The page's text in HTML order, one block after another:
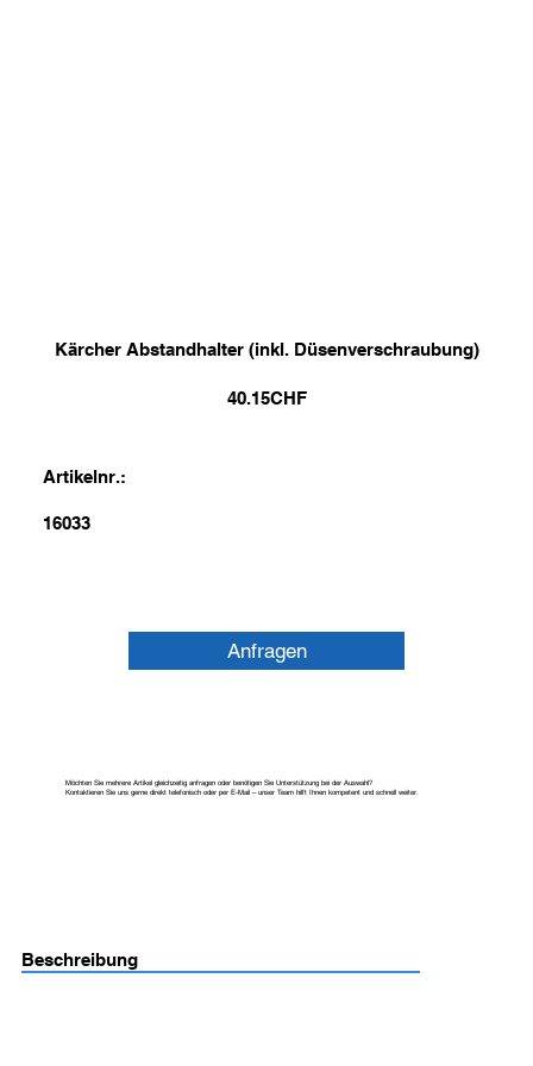
Kärcher Abstandhalter (inkl. Düsenverschraubung)
40.15CHF
Artikelnr.:
16033
Anfragen
Möchten Sie mehrere Artikel gleichzeitig anfragen oder benötigen Sie Unterstützung bei der Auswahl?
Kontaktieren Sie uns gerne direkt telefonisch oder per E-Mail – unser Team hilft Ihnen kompetent und schnell weiter.
Beschreibung